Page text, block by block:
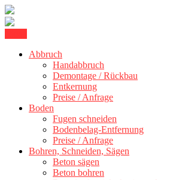
content
Betonschneiden
+ 300 kmAbbruch
Handabbruch
Demontage / Rückbau
Entkernung
Preise / Anfrage
Boden
Fugen schneiden
Bodenbelag-Entfernung
Preise / Anfrage
Bohren, Schneiden, Sägen
Beton sägen
Beton bohren